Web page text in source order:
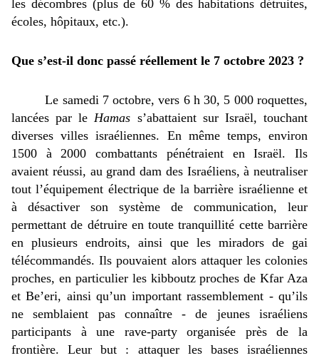
les décombres (plus de 60 % des habitations détruites,
écoles, hôpitaux, etc.).
Que s’est-il donc passé réellement le 7 octobre 2023 ?
Le samedi 7 octobre, vers 6 h 30, 5 000 roquettes,
lancées par le Hamas s’abattaient sur Israël, touchant
diverses villes israéliennes. En même temps, environ
1500 à 2000 combattants pénétraient en Israël. Ils
avaient réussi, au grand dam des Israéliens, à neutraliser
tout l’équipement électrique de la barrière israélienne et
à désactiver son système de communication, leur
permettant de détruire en toute tranquillité cette barrière
en plusieurs endroits, ainsi que les miradors de gai
télécommandés. Ils pouvaient alors attaquer les colonies
proches, en particulier les kibboutz proches de Kfar Aza
et Be’eri, ainsi qu’un important rassemblement - qu’ils
ne semblaient pas connaître - de jeunes israéliens
participants à une rave-party organisée près de la
frontière. Leur but : attaquer les bases israéliennes